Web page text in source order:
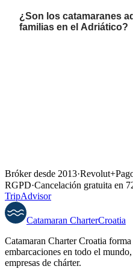
¿Son los catamaranes
familias en el Adriático?
Bróker desde 2013·Revolut+
RGPD·Cancelación gratuita en
TripAdvisor
Catamaran CharterCroatia
Catamaran Charter Croatia
embarcaciones en todo el
empresas de chárter.